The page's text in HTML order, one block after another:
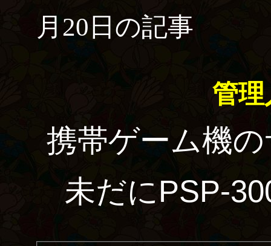
月20日の記事
管理
携帯ゲーム機
未だにPSP-